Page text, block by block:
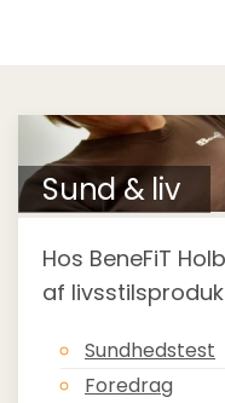
Sund & liv
Hos BeneFiT
af
Sundhedstest
Foredrag